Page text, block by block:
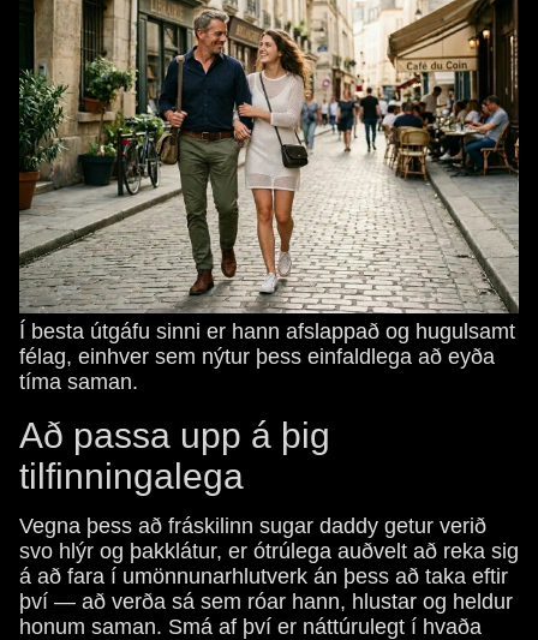
Í besta útgáfu sinni er hann afslappað og hugulsamt
félag, einhver sem nýtur þess einfaldlega að eyða
tíma saman.
Að passa upp á þig
tilfinningalega
Vegna þess að fráskilinn sugar daddy getur verið
svo hlýr og þakklátur, er ótrúlega auðvelt að reka sig
á að fara í umönnunarhlutverk án þess að taka eftir
því — að verða sá sem róar hann, hlustar og heldur
honum saman. Smá af því er náttúrulegt í hvaða